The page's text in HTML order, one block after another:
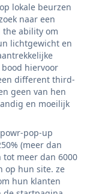
lokale beurzen
naar een
the ability om
lichtgewicht en
hiervoor
different third-
geen van hen
en moeilijk
pop-up
(meer dan
tot meer dan 6000
op hun site. ze
hun klanten